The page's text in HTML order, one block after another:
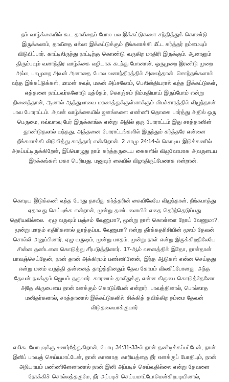
நம் வாழ்க்கையில் கூட தாவீதைப் போல பல இக்கட்டுகளை சந்தித்துக் கொண்டு
இருக்கலாம், தாவீதை எல்லா இக்கட்டுக்கும் நீங்கலாக்கி மீட்ட கர்த்தர் நம்மையும்
விடுவிப்பார். காட்டிலிருந்து நாட்டிற்கு கொண்டு வருகிற மாதிரி இருக்கும். ஆனாலும்
திரும்பவும் வனாந்திர வாழ்க்கை வழியாக கடந்து போனான். ஒருமுறை இரண்டு முறை
அல்ல, பலமுறை அவன் அனாதை போல வனாந்திரத்தில் அலைந்தான். சொந்தங்களால்
வந்த இக்கட்டுக்கள், மாமன் சவுல், மகன் அப்சலோம், பெலிஸ்தியரால் வந்த இக்கட்டுகள்,
எத்தனை நாட்டவர்களோடு யுத்óதம், கொஞ்சம் நிம்மதியாய் இருப்போம் என்று
நினைத்தான், ஆனால் ஆத்துமாவை மரணத்துக்குள்ளாக்கும் விபச்சாரத்தில் விழுந்தான்
பாவ போராட்டம். அவன் வாழ்க்கையில் ஜனங்களை எண்ணி தொகை பார்த்து அதில் ஒரு
பெருமை, எவ்வளவு பேர் இருக்காங்க என்று அதில் ஒரு போராட்டம் இது சாத்தானின்
தூண்டுதலால் வந்தது. அத்தனை போராட்டங்களில் இருந்தும் கர்த்தரே என்னை
நீங்கலாக்கி விடுவித்து காத்தார் என்கிறான். 2 சாமு 24:14-ல் கொடிய இடுக்கணில்
அகப்பட்டிருக்கிறேன், இப்பொழுது நாம் கர்த்தருடைய கைகளில் விழுவோமாக அவருடைய
இரக்கங்கள் மகா பெரியது. மனுஷர் கையில் விழாதிருப்பேனாக என்றான்.
கொடிய இடுக்கண் வந்த போது தாவீது கர்த்தரின் கையிலேயே விழுந்தான். நீங்கபாத்து
ஏதாவது செய்யுங்க என்றான், மூன்று தண்டனையில் எதை தெர்ந்தெடுப்பது
தெரியவில்லை. ஏழு வருஷம் பஞ்சம் வேணுமா?, மூன்று நாள் கொள்ளை நோய் வேணுமா?,
மூன்று மாதம் எதிரிகளால் துரத்தப்பட வேணுமா? என்று தீர்க்கதரிசியின் மூலம் தேவன்
சொல்லி அனுப்பினார். ஏழு வருஷம், மூன்று மாதம், மூன்று நாள் என்று இருக்கிறதிலேயே
சின்ன தண்டனை கொடுத்து சீர்படுத்தினார். 17-ஆம் வசனத்தில் இதோ, நான்தான்
பாவஞ்செய்தேன், நான் தான் அக்கிரமம் பண்ணினேன், இந்த ஆடுகள் என்ன செய்தது
என்று மனம் வருந்தி தன்னைத் தாழ்த்தினதும் தேவ கோபம் விலகிப்போனது. அந்த
தேவன் நமக்கும் ஜெயம் தருவார். காரணம் தாவீதுக்கு என்ன கிருபை கொடுத்தேனோ
அதே கிருபையை நான் உனக்கும் கொடுப்பேன் என்றார். பாவத்தினால், பொல்லாத
மனிதர்களால், சாத்தானால் இக்கட்டுகளில் சிக்கித் தவிக்கிற நம்மை தேவன்
விடுதலையாக்குவார்
எலிகூ யோபுவுக்கு உணர்óத்துகிறான், யோபு 34:31-33-ல் நான் தண்டிக்கப்பட்டேன், நான்
இனிப் பாவஞ் செய்யமாட்டேன், நான் காணாத காரியத்தை நீர் எனக்குப் போதியும், நான்
அநியாயம் பண்ணினேனானால் நான் இனி அப்படிச் செய்வதில்லை என்று தேவனை
நோக்கிச் சொல்லத்தகுமே, நீர் அப்படிச் செய்யமாட்டோமென்கிறபடியினால்,